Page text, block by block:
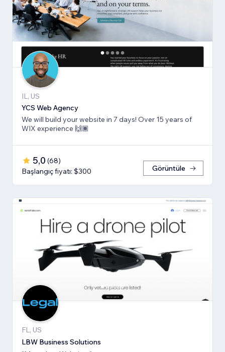
IL, US
YCS Web Agency
We will build your website in 7 days! Over 15 years of
WIX experience 🙌🏾
5,0 (68)
Başlangıç fiyatı: $300
Görüntüle
FL, US
LBW Business Solutions